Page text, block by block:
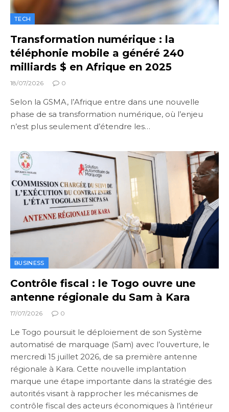
TECH
Transformation numérique : la
téléphonie mobile a généré 240
milliards $ en Afrique en 2025
18/07/2026 0
Selon la GSMA, l’Afrique entre dans une nouvelle
phase de sa transformation numérique, où l’enjeu
n’est plus seulement d’étendre les…
BUSINESS
Contrôle fiscal : le Togo ouvre une
antenne régionale du Sam à Kara
17/07/2026 0
Le Togo poursuit le déploiement de son Système
automatisé de marquage (Sam) avec l’ouverture, le
mercredi 15 juillet 2026, de sa première antenne
régionale à Kara. Cette nouvelle implantation
marque une étape importante dans la stratégie des
autorités visant à rapprocher les mécanismes de
contrôle fiscal des acteurs économiques à l’intérieur